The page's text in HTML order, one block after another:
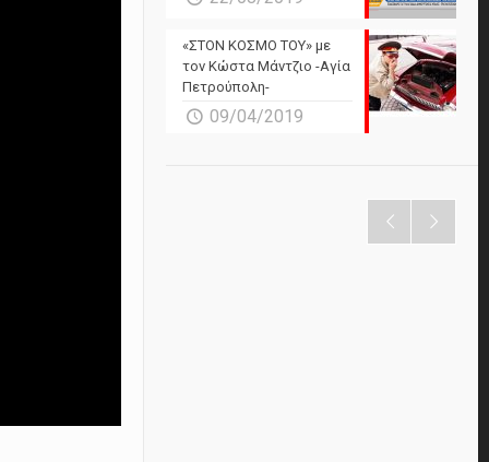
«ΣΤΟΝ ΚΟΣΜΟ ΤΟΥ» με
τον Κώστα Μάντζιο -Αγία
Πετρούπολη-
09/04/2019